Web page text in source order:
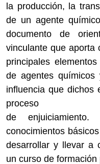
la producción, la
de un agente
documento de
vinculante que aporta
principales
de agentes
influencia que dichos
proceso
de
conocimientos
desarrollar y llevar a
un curso de